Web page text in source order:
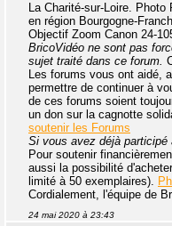
La Charité-sur-Loire.
en région Bourgogne-
Objectif Zoom Canon 24-
BricoVidéo ne sont pas
sujet traité dans ce forum.
Les forums vous ont aidé,
permettre de continuer à
de ces forums soient
un don sur la cagnotte
soutenir les Forums
Si vous avez déjà participé
Pour soutenir
aussi la possibilité
limité à 50 exemplaires).
Cordialement, l'équipe de
24 mai 2020 à 23:43